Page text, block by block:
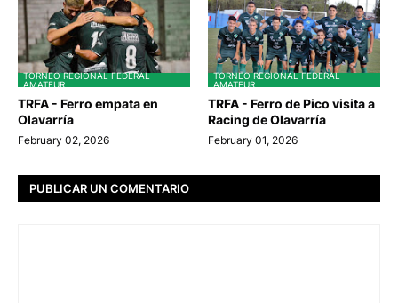
TORNEO REGIONAL FEDERAL
AMATEUR
TRFA - Ferro empata en
Olavarría
February 02, 2026
TORNEO REGIONAL FEDERAL
AMATEUR
TRFA - Ferro de Pico visita a
Racing de Olavarría
February 01, 2026
PUBLICAR UN COMENTARIO